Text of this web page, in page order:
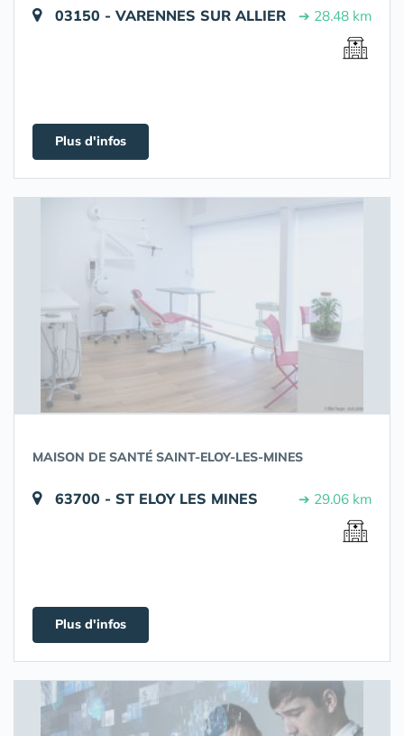
03150 - VARENNES SUR ALLIER ➔ 28.48 km
Plus d'infos
MAISON DE SANTÉ SAINT-ELOY-LES-MINES
63700 - ST ELOY LES MINES ➔ 29.06 km
Plus d'infos